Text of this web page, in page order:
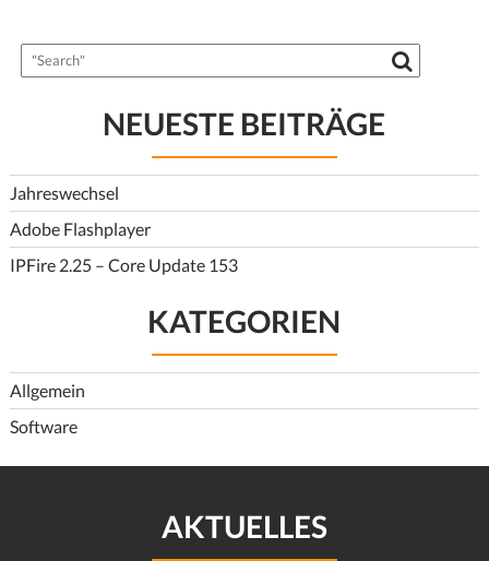
NEUESTE BEITRÄGE
Jahreswechsel
Adobe Flashplayer
IPFire 2.25 – Core Update 153
KATEGORIEN
Allgemein
Software
AKTUELLES